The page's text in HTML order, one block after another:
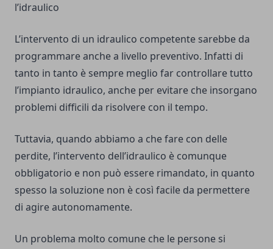
l’idraulico
L’intervento di un idraulico competente sarebbe da
programmare anche a livello preventivo. Infatti di
tanto in tanto è sempre meglio far controllare tutto
l’impianto idraulico, anche per evitare che insorgano
problemi difficili da risolvere con il tempo.
Tuttavia, quando abbiamo a che fare con delle
perdite, l’intervento dell’idraulico è comunque
obbligatorio e non può essere rimandato, in quanto
spesso la soluzione non è così facile da permettere
di agire autonomamente.
Un problema molto comune che le persone si